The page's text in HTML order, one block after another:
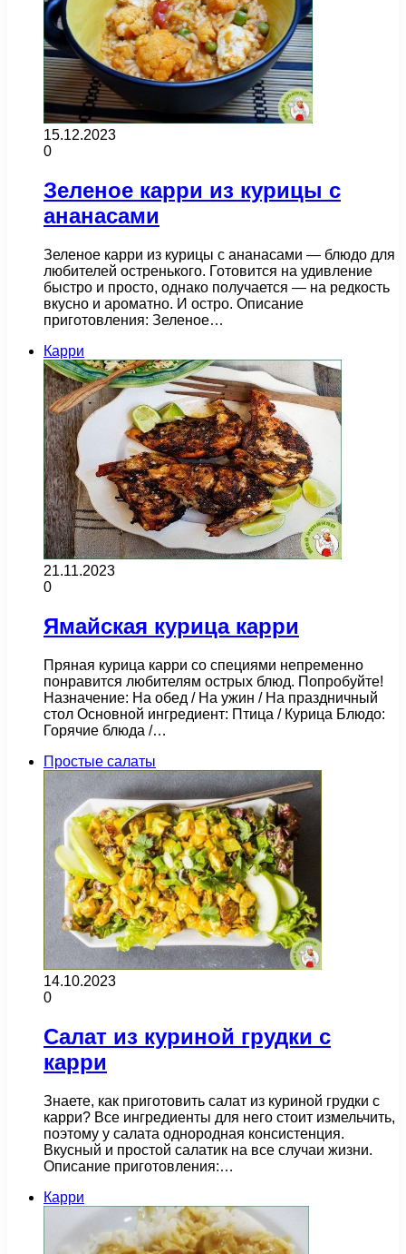
15.12.2023
0
Зеленое карри из курицы с
ананасами
Зеленое карри из курицы с ананасами — блюдо для
любителей остренького. Готовится на удивление
быстро и просто, однако получается — на редкость
вкусно и ароматно. И остро. Описание
приготовления: Зеленое…
Карри
21.11.2023
0
Ямайская курица карри
Пряная курица карри со специями непременно
понравится любителям острых блюд. Попробуйте!
Назначение: На обед / На ужин / На праздничный
стол Основной ингредиент: Птица / Курица Блюдо:
Горячие блюда /…
Простые салаты
14.10.2023
0
Салат из куриной грудки с
карри
Знаете, как приготовить салат из куриной грудки с
карри? Все ингредиенты для него стоит измельчить,
поэтому у салата однородная консистенция.
Вкусный и простой салатик на все случаи жизни.
Описание приготовления:…
Карри